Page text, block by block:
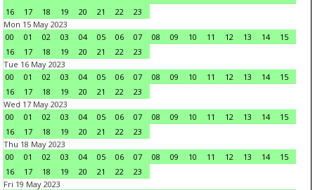
16
17 18 19 20 21 22
23
Mon 15 May 2023
00
01 02 03 04 05 06 07 08 09 10 11 12 13 14
15
16
17 18 19 20 21 22
23
Tue 16 May 2023
00
01 02 03 04 05 06 07 08 09 10 11 12 13 14
15
16
17 18 19 20 21 22
23
Wed 17 May 2023
00
01 02 03 04 05 06 07 08 09 10 11 12 13 14
15
16
17 18 19 20 21 22
23
Thu 18 May 2023
00
01 02 03 04 05 06 07 08 09 10 11 12 13 14
15
16
17 18 19 20 21 22
23
Fri 19 May 2023